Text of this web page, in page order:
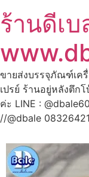
ร้านดีเบ
ขายส่งบรรจุภัณฑ์เค
เปรย์ ร้านอยู่หลังตึก
ค่ะ LINE :
//@dbale